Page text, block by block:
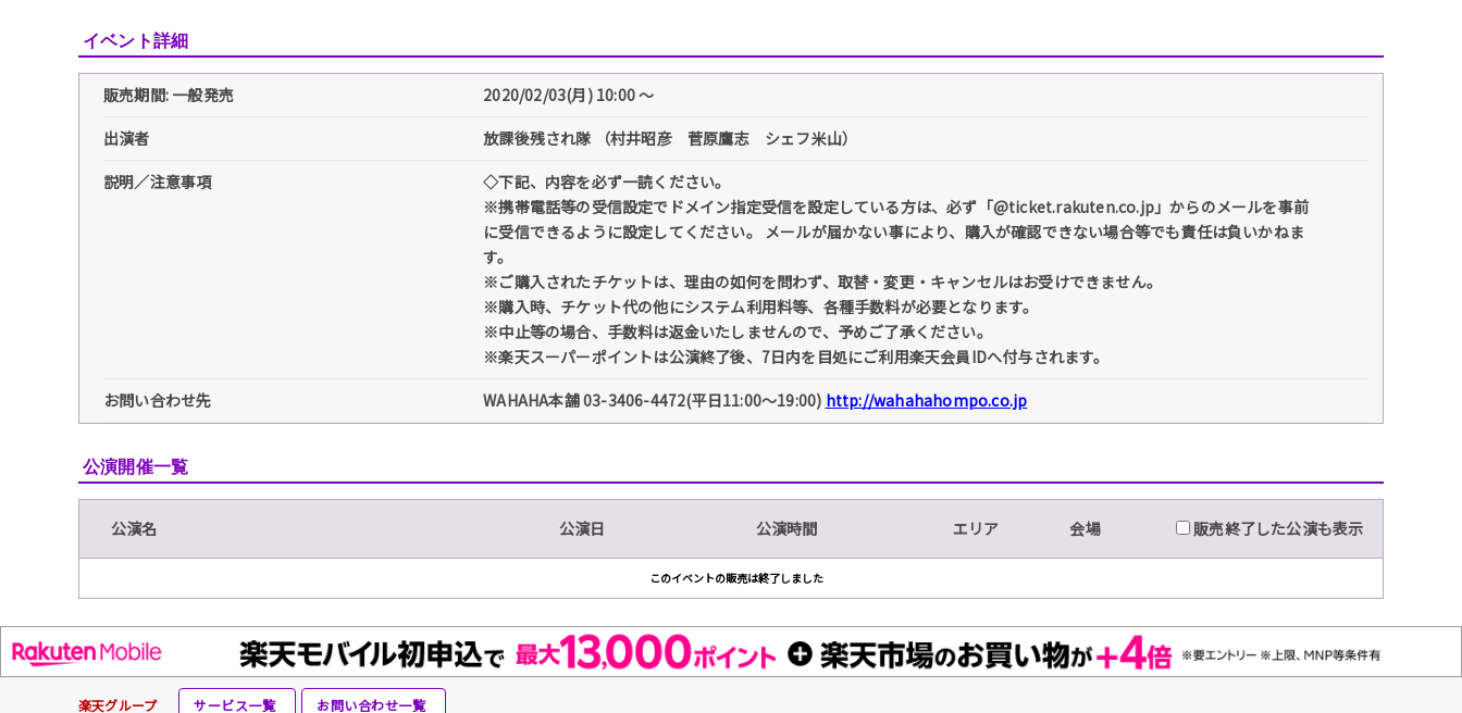
イベント詳細
販売期間: 一般発売
2020/02/03(月) 10:00 〜
出演者
放課後残され隊 （村井昭彦 菅原鷹志 シェフ米山）
説明／注意事項
◇下記、内容を必ず一読ください。
※携帯電話等の受信設定でドメイン指定受信を設定している方は、必ず「@ticket.rakuten.co.jp」からのメールを事前
に受信できるように設定してください。 メールが届かない事により、購入が確認できない場合等でも責任は負いかねま
す。
※ご購入されたチケットは、理由の如何を問わず、取替・変更・キャンセルはお受けできません。
※購入時、チケット代の他にシステム利用料等、各種手数料が必要となります。
※中止等の場合、手数料は返金いたしませんので、予めご了承ください。
※楽天スーパーポイントは公演終了後、7日内を目処にご利用楽天会員IDへ付与されます。
お問い合わせ先
WAHAHA本舗 03-3406-4472(平日11:00～19:00) http://wahahahompo.co.jp
公演開催一覧
公演名 公演日 公演時間 エリア 会場 販売終了した公演も表示
このイベントの販売は終了しました
楽天グループ サービス一覧 お問い合わせ一覧